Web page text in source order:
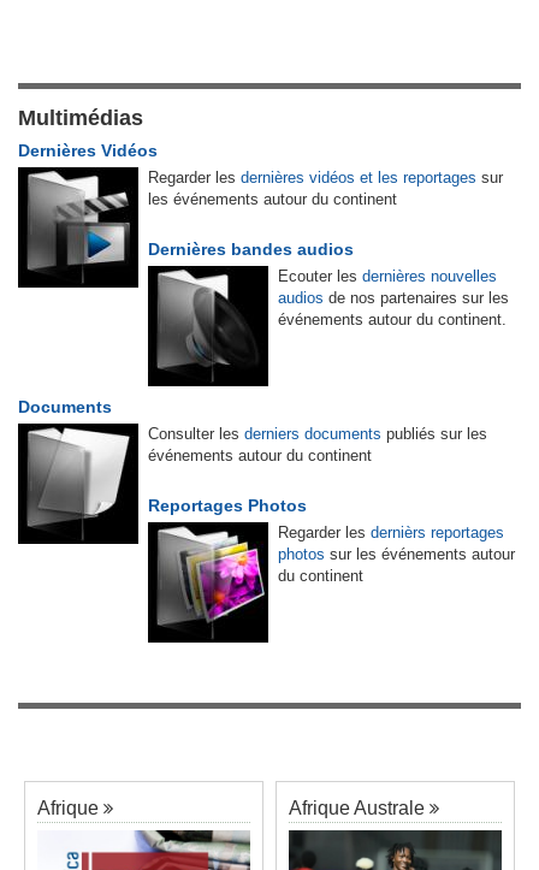
Multimédias
Dernières Vidéos
Regarder les dernières vidéos et les reportages sur
les événements autour du continent
Dernières bandes audios
Ecouter les dernières nouvelles
audios de nos partenaires sur les
événements autour du continent.
Documents
Consulter les derniers documents publiés sur les
événements autour du continent
Reportages Photos
Regarder les dernièrs reportages
photos sur les événements autour
du continent
Afrique Afrique Australe